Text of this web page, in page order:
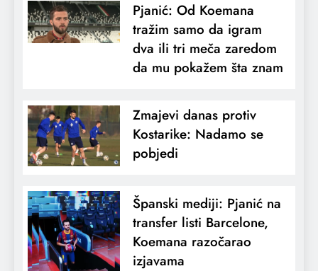
Pjanić: Od Koemana
tražim samo da igram
dva ili tri meča zaredom
da mu pokažem šta znam
Zmajevi danas protiv
Kostarike: Nadamo se
pobjedi
Španski mediji: Pjanić na
transfer listi Barcelone,
Koemana razočarao
izjavama